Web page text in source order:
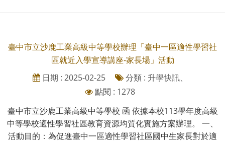
臺中市立沙鹿工業高級中等學校辦理「臺中一區適性學習社
區就近入學宣導講座-家長場」活動
日期 : 2025-02-25
分類 : 升學快訊、
點閱 : 1278
臺中市立沙鹿工業高級中等學校 函 依據本校113學年度高級
中等學校適性學習社區教育資源均質化實施方案辦理。 一、
活動目的：為促進臺中一區適性學習社區國中生家長對於適